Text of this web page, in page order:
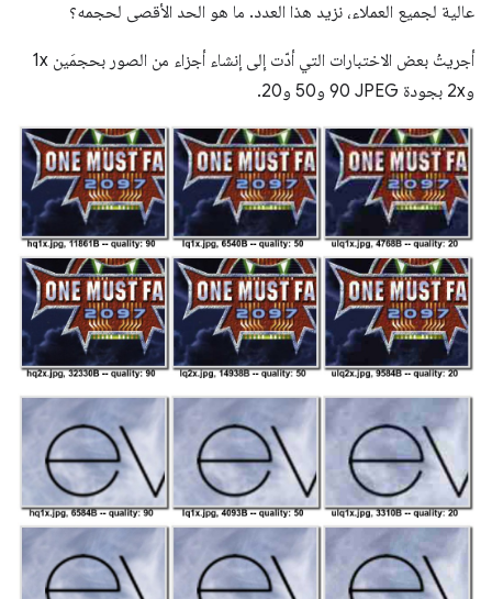
عالية لجميع العملاء، نزيد هذا العدد. ما هو الحد الأقصى لحجمه؟
أجريتُ بعض الاختبارات التي أدّت إلى إنشاء أجزاء من الصور بحجمَين 1x
و2x بجودة JPEG ‏90 و50 و20.